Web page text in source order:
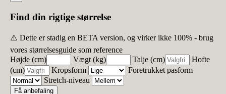
Find din rigtige størrelse
⚠️ Dette er stadig en BETA version, og virker ikke 100% - brug
vores størrelsesguide som reference
Højde (cm)
Vægt (kg) Talje (cm)
Hofte
(cm)
Kropsform
Foretrukket pasform
Stretch-niveau
Få anbefaling